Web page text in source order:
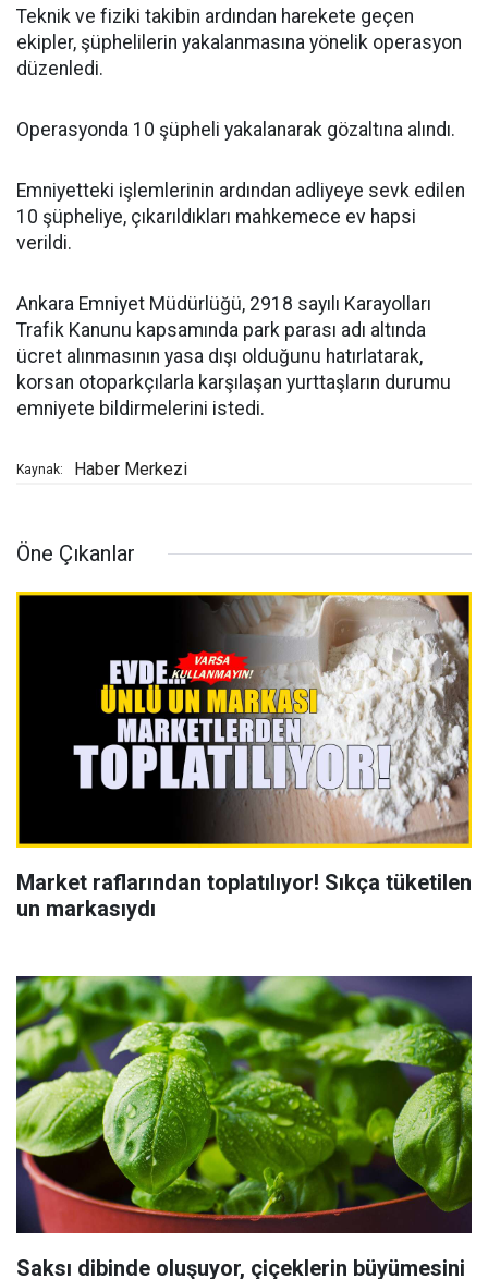
Teknik ve fiziki takibin ardından harekete geçen
ekipler, şüphelilerin yakalanmasına yönelik operasyon
düzenledi.
Operasyonda 10 şüpheli yakalanarak gözaltına alındı.
Emniyetteki işlemlerinin ardından adliyeye sevk edilen
10 şüpheliye, çıkarıldıkları mahkemece ev hapsi
verildi.
Ankara Emniyet Müdürlüğü, 2918 sayılı Karayolları
Trafik Kanunu kapsamında park parası adı altında
ücret alınmasının yasa dışı olduğunu hatırlatarak,
korsan otoparkçılarla karşılaşan yurttaşların durumu
emniyete bildirmelerini istedi.
Kaynak: Haber Merkezi
Öne Çıkanlar
Market raflarından toplatılıyor! Sıkça tüketilen
un markasıydı
Saksı dibinde oluşuyor, çiçeklerin büyümesini